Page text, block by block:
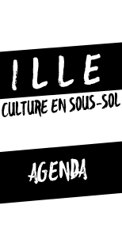
CULTURE EN SOUS-
AGENDA